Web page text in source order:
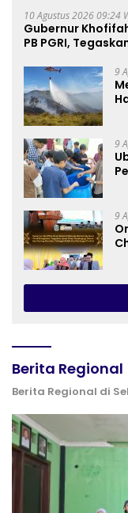
10 Agustus 2026 09:24
Gubernur
PB PGRI,
9
9
9
Berita Regional
Berita Regional di